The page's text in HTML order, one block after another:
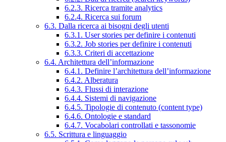
6.2.3. Ricerca tramite analytics
6.2.4. Ricerca sui forum
6.3. Dalla ricerca ai bisogni degli utenti
6.3.1. User stories per definire i contenuti
6.3.2. Job stories per definire i contenuti
6.3.3. Criteri di accettazione
6.4. Architettura dell’informazione
6.4.1. Definire l’architettura dell’informazione
6.4.2. Alberatura
6.4.3. Flussi di interazione
6.4.4. Sistemi di navigazione
6.4.5. Tipologie di contenuto (content type)
6.4.6. Ontologie e standard
6.4.7. Vocabolari controllati e tassonomie
6.5. Scrittura e linguaggio